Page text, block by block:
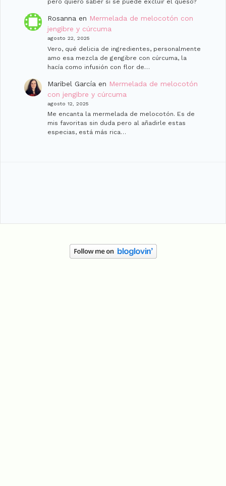
pero quiero saber si se puede excluir el queso?
Rosannaen Mermelada de melocotón con
jengibre y cúrcuma
agosto 22, 2025
Vero, qué delicia de ingredientes, personalmente
amo esa mezcla de gengibre con cúrcuma, la
hacía como infusión con flor de…
Maribel García en Mermelada de melocotón
con jengibre y cúrcuma
agosto 12, 2025
Me encanta la mermelada de melocotón. Es de
mis favoritas sin duda pero al añadirle estas
especias, está más rica…